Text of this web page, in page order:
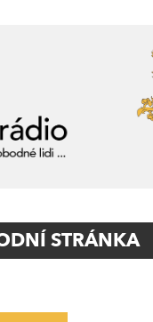
STRÁNKA